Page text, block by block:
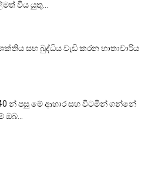
විය යුතු...
සහ බුද්ධිය වැඩි කරන හාතාවාරිය
න් පසු මේ ආහාර සහ විටමින් ගන්නේ
ඔබ...